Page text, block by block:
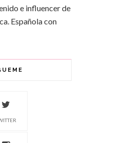
e influencer de
Española con